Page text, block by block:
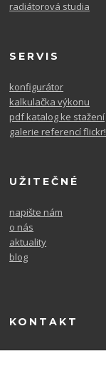
radiátorová studia
SERVIS
konfigurátor
kalkulačka výkonu
pdf katalog ke stažení
galerie referencí flickr!
UŽITEČNÉ
napište nám
o nás
aktuality
blog
KONTAKT
604 567 726